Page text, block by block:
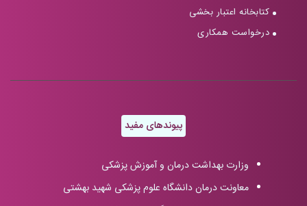
کتابخانه اعتبار بخشی
درخواست همکاری
پیوندهای مفید
وزارت بهداشت درمان و آموزش پزشکی
معاونت درمان دانشگاه علوم پزشکی شهید بهشتی